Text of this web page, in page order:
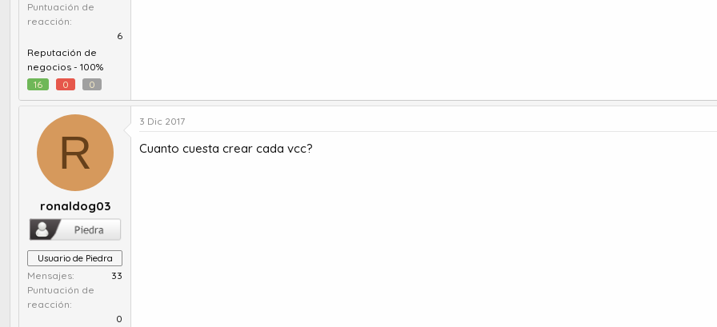
Puntuación de
reacción
6
Reputación de
negocios - 100%
16
0 0
R
ronaldog03
Usuario de Piedra
Mensajes
33
Puntuación de
reacción
0
3 Dic 2017
Cuanto cuesta crear cada vcc?